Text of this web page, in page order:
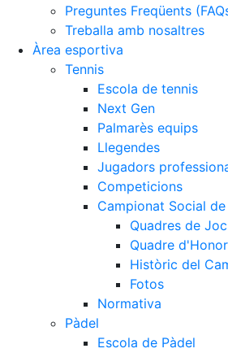
Preguntes Freqüents
Treballa amb nosaltres
Àrea esportiva
Tennis
Escola de tennis
Next Gen
Palmarès equips
Llegendes
Jugadors
Competicions
Campionat Social de
Quadres de Joc
Quadre d'Honor
Històric del
Fotos
Normativa
Pàdel
Escola de Pàdel